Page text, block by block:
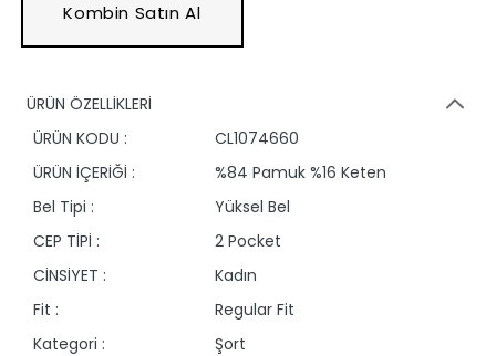
Kombin Satın Al
ÜRÜN ÖZELLİKLERİ
ÜRÜN KODU :
CL1074660
ÜRÜN İÇERİĞİ :
%84 Pamuk %16 Keten
Bel Tipi :
Yüksel Bel
CEP TİPİ :
2 Pocket
CİNSİYET :
Kadın
Fit :
Regular Fit
Kategori :
Şort